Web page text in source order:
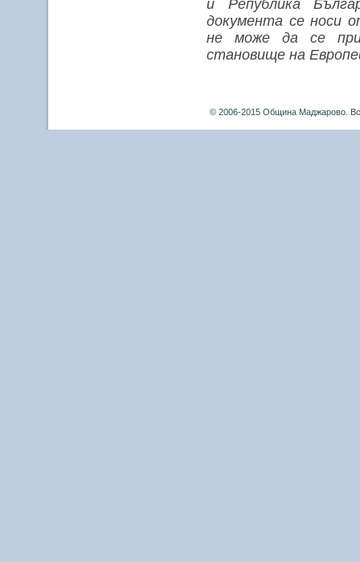
и Република
документа се носи
не може да се
становище на
© 2006-2015 Община Маджарово.